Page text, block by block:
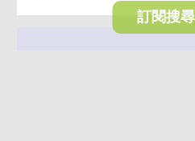
訂閱搜